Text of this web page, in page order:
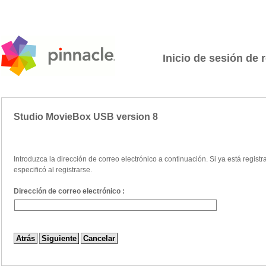
Inicio de sesión de
Studio MovieBox USB version 8
Introduzca la dirección de correo electrónico a continuación. Si ya está
especificó al registrarse.
Dirección de correo electrónico :